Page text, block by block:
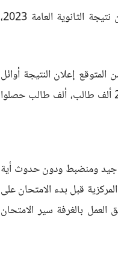
وأعلن الدكتور رضا حجازي وزير التربية والتعليم والتعليم الفني، موعد إعلان نتيجة الثانوية العامة 2023،
إعلان النتيجة أوائل
الشهر المقبل والنتائج مبشرة، مضيفًا: لما صححنا نص عدد الأوراق، بواقع 260 ألف طالب، ألف طالب حصلوا
جيد ومنضبط ودون حدوث أية
قبل بدء الامتحان على
العمل بالغرفة سير الامتحان